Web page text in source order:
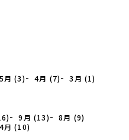
5月 (3) 4月 (7)
3月 (1)
9月 (13)
8月 (9)
4月 (10)